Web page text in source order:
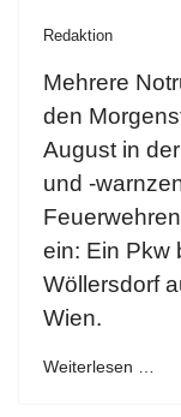
Redaktion
Mehrere
den
August in
und -
ein: Ein Pkw
Wöllersdorf
Wien.
Weiterlesen …